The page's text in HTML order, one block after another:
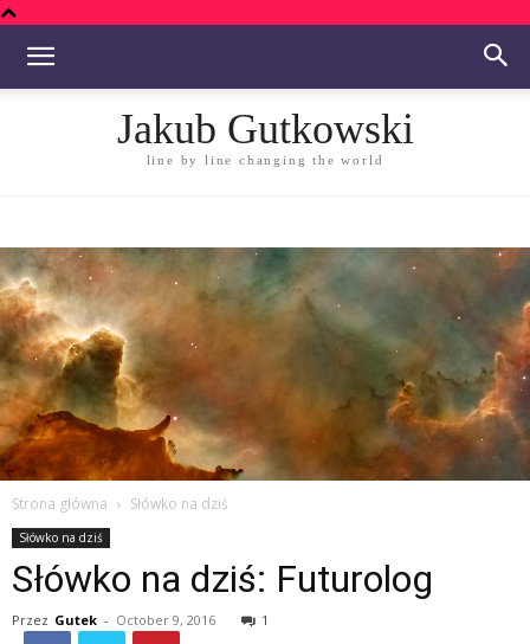
Jakub Gutkowski
line by line changing the world
Strona główna Słówko na dziś
Słówko na dziś
Słówko na dziś: Futurolog
Przez Gutek - October 9, 2016 1